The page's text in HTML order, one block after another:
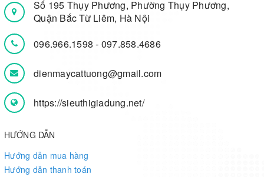
Số 195 Thụy Phương, Phường Thụy Phương,
Quận Bắc Từ Liêm, Hà Nội
096.966.1598- 097.858.4686
dienmaycattuong@gmail.com
https://sieuthigiadung.net/
HƯỚNG DẪN
Hướng dẫn mua hàng
Hướng dẫn thanh toán